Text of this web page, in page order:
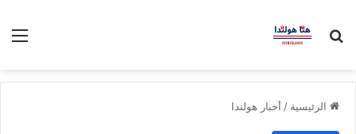
بحث عن
الرئيسية / أخبار هولندا